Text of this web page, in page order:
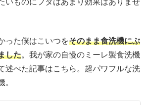
いものにフタはあまり効果はありませ
った僕はこいつをそのまま食洗機にぶ
した。我が家の自慢のミーレ製食洗機
述べた記事はこちら。超パワフルな洗
。